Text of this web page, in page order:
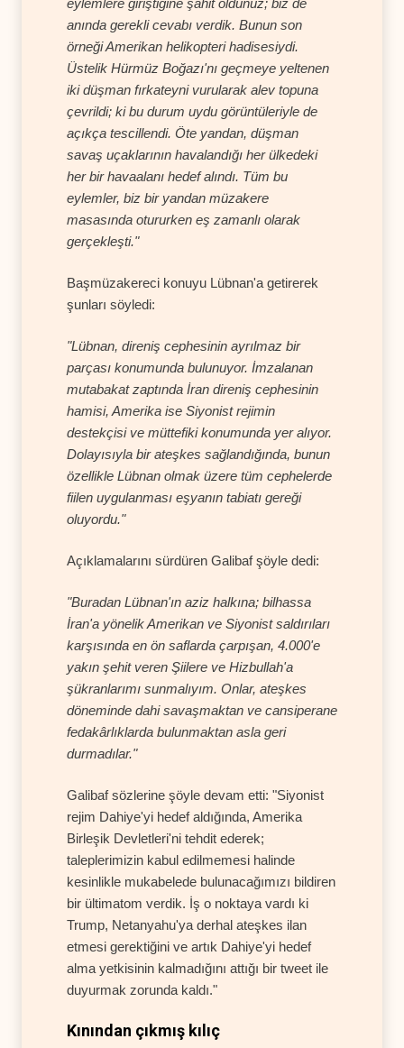
eylemlere giriştiğine şahit oldunuz; biz de
anında gerekli cevabı verdik. Bunun son
örneği Amerikan helikopteri hadisesiydi.
Üstelik Hürmüz Boğazı'nı geçmeye yeltenen
iki düşman fırkateyni vurularak alev topuna
çevrildi; ki bu durum uydu görüntüleriyle de
açıkça tescillendi. Öte yandan, düşman
savaş uçaklarının havalandığı her ülkedeki
her bir havaalanı hedef alındı. Tüm bu
eylemler, biz bir yandan müzakere
masasında otururken eş zamanlı olarak
gerçekleşti."
Başmüzakereci konuyu Lübnan'a getirerek
şunları söyledi:
"Lübnan, direniş cephesinin ayrılmaz bir
parçası konumunda bulunuyor. İmzalanan
mutabakat zaptında İran direniş cephesinin
hamisi, Amerika ise Siyonist rejimin
destekçisi ve müttefiki konumunda yer alıyor.
Dolayısıyla bir ateşkes sağlandığında, bunun
özellikle Lübnan olmak üzere tüm cephelerde
fiilen uygulanması eşyanın tabiatı gereği
oluyordu."
Açıklamalarını sürdüren Galibaf şöyle dedi:
"Buradan Lübnan'ın aziz halkına; bilhassa
İran'a yönelik Amerikan ve Siyonist saldırıları
karşısında en ön saflarda çarpışan, 4.000'e
yakın şehit veren Şiilere ve Hizbullah'a
şükranlarımı sunmalıyım. Onlar, ateşkes
döneminde dahi savaşmaktan ve cansiperane
fedakârlıklarda bulunmaktan asla geri
durmadılar."
Galibaf sözlerine şöyle devam etti: "Siyonist
rejim Dahiye'yi hedef aldığında, Amerika
Birleşik Devletleri'ni tehdit ederek;
taleplerimizin kabul edilmemesi halinde
kesinlikle mukabelede bulunacağımızı bildiren
bir ültimatom verdik. İş o noktaya vardı ki
Trump, Netanyahu'ya derhal ateşkes ilan
etmesi gerektiğini ve artık Dahiye'yi hedef
alma yetkisinin kalmadığını attığı bir tweet ile
duyurmak zorunda kaldı."
Kınından çıkmış kılıç